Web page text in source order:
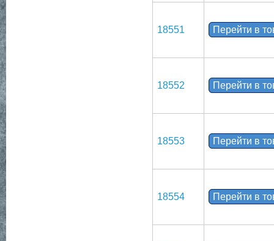
18551 Перейти в
18552 Перейти в
18553 Перейти в
18554 Перейти в